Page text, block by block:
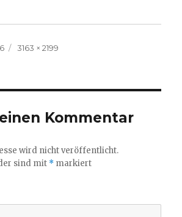
Volle
3163 × 2199
Kommentar
wird nicht veröffentlicht.
sind mit * markiert